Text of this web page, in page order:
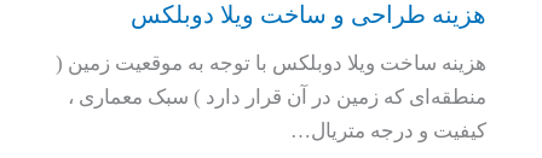
هزینه طراحی و ساخت ویلا دوبلکس
هزینه ساخت ویلا دوبلکس با توجه به موقعیت زمین (
منطقه‌ای که زمین در آن قرار دارد ) سبک معماری ،
کیفیت و درجه متریال…